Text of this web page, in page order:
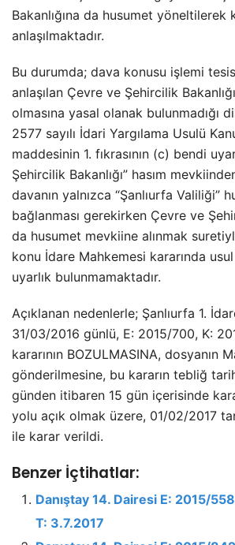
Bakanlığına da husumet yöneltilerek
anlaşılmaktadır.
Bu durumda; dava konusu işlemi
anlaşılan Çevre ve Şehircilik
olmasına yasal olanak bulunmadığı
2577 sayılı İdari Yargılama Usulü
maddesinin 1. fıkrasının (c) bendi
Şehircilik Bakanlığı” hasım
davanın yalnızca “Şanlıurfa Valiliği”
bağlanması gerekirken Çevre ve
da husumet mevkiine alınmak
konu İdare Mahkemesi kararında
uyarlık bulunmamaktadır.
Açıklanan nedenlerle; Şanlıurfa 1.
31/03/2016 günlü, E: 2015/700, K:
kararının BOZULMASINA, dosyanın
gönderilmesine, bu kararın tebliğ
günden itibaren 15 gün içerisinde
yolu açık olmak üzere, 01/02/2017
ile karar verildi.
Benzer İçtihatlar:
Danıştay 14. Dairesi E: 2015/
T: 3.7.2017